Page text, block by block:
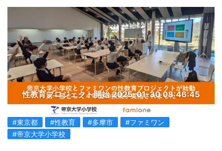
性教育プロジェクト開始 2025-01-30 08:46:45
#東京都 #性教育 #多摩市
#ファミワン
#帝京大学小学校